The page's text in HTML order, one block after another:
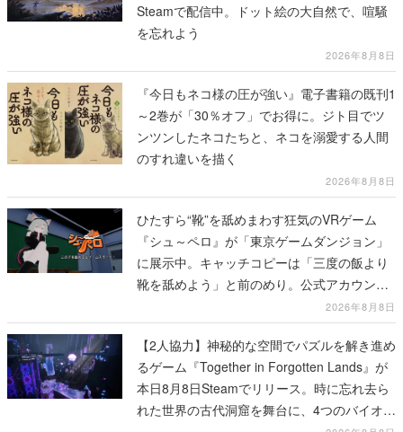
Steamで配信中。ドット絵の大自然で、喧騒
を忘れよう
2026年8月8日
『今日もネコ様の圧が強い』電子書籍の既刊1
～2巻が「30％オフ」でお得に。ジト目でツ
ンツンしたネコたちと、ネコを溺愛する人間
のすれ違いを描く
2026年8月8日
ひたすら“靴”を舐めまわす狂気のVRゲーム
『シュ～ペロ』が「東京ゲームダンジョン」
に展示中。キャッチコピーは「三度の飯より
靴を舐めよう」と前のめり。公式アカウント
も開設され、2026年リリースに向けて開発中
2026年8月8日
【2人協力】神秘的な空間でパズルを解き進め
るゲーム『Together in Forgotten Lands』が
本日8月8日Steamでリリース。時に忘れ去ら
れた世界の古代洞窟を舞台に、4つのバイオー